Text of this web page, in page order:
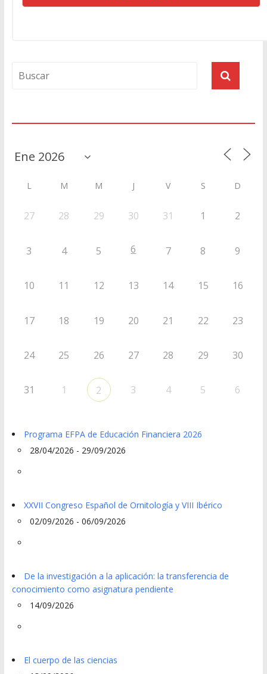
L M M J V S D
27 28 29 30 31 1 2
3 4 5 6 7 8 9
10 11 12 13 14 15 16
17 18 19 20 21 22 23
24 25 26 27 28 29 30
31 1 2 3 4 5 6
Programa EFPA de Educación Financiera 2026
28/04/2026 - 29/09/2026
XXVII Congreso Español de Ornitología y VIII Ibérico
02/09/2026 - 06/09/2026
De la investigación a la aplicación: la transferencia de
conocimiento como asignatura pendiente
14/09/2026
El cuerpo de las ciencias